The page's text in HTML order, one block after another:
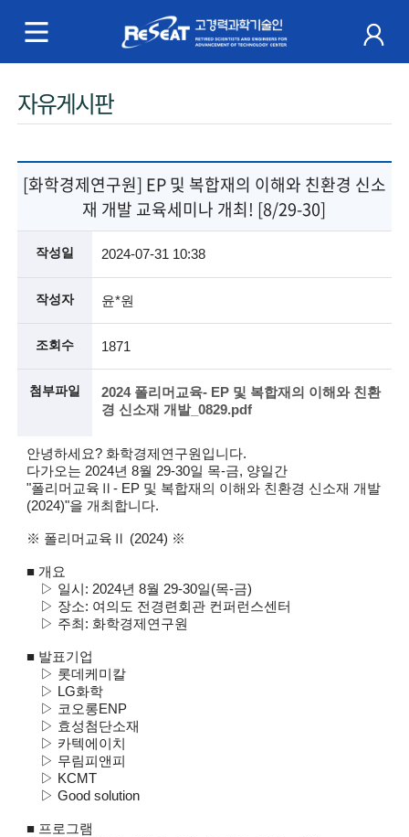
R
e
e
a
t
고
경
력
과
학
기
술
인
(
R
e
t
i
r
e
d
s
c
주
메
자유게시판
[화학경제연구원] EP 및 복합재의 이해와 친환경 신소
재 개발 교육세미나 개최! [8/29-30]
작성일 2024-07-31 10:38
작성자 윤*원
조회수 1871
첨부파일
2024 폴리머교육- EP 및 복합재의 이해와 친환
경 신소재 개발_0829.pdf
안녕하세요? 화학경제연구원입니다.
다가오는 2024년 8월 29-30일 목-금, 양일간
"폴리머교육Ⅱ- EP 및 복합재의 이해와 친환경 신소재 개발
(2024)"을 개최합니다.
※ 폴리머교육Ⅱ (2024) ※
■ 개요
▷ 일시: 2024년 8월 29-30일(목-금)
▷ 장소: 여의도 전경련회관 컨퍼런스센터
▷ 주최: 화학경제연구원
■ 발표기업
▷ 롯데케미칼
▷ LG화학
▷ 코오롱ENP
▷ 효성첨단소재
▷ 카텍에이치
▷ 무림피앤피
▷ KCMT
▷ Good solution
■ 프로그램